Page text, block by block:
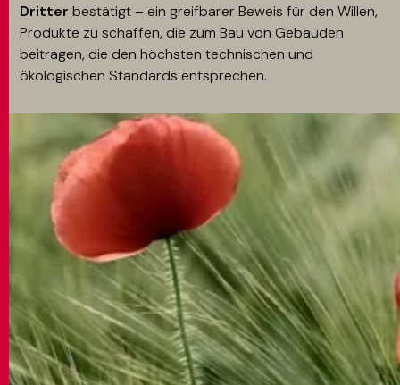
Dritter bestätigt – ein greifbarer Beweis für den Willen,
Produkte zu schaffen, die zum Bau von Gebäuden
beitragen, die den höchsten technischen und
ökologischen Standards entsprechen.